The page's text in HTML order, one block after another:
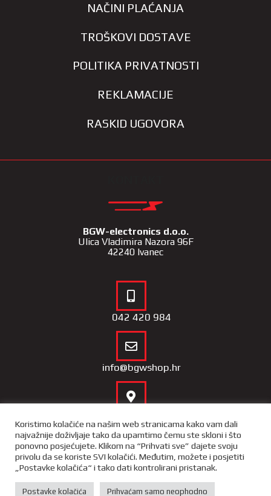
NAČINI PLAĆANJA
TROŠKOVI DOSTAVE
POLITIKA PRIVATNOSTI
REKLAMACIJE
RASKID UGOVORA
BGW-electronics d.o.o.
Ulica Vladimira Nazora 96F
42240 Ivanec
042 420 984
info@bgwshop.hr
Copyright 2022 – BGW Shop | Opći uvjeti poslovnja
privatnosti i sigurnosti podataka
Koristimo kolačiće na našim web stranicama kako vam dali
najvažnije doživljaje tako da upamtimo čemu ste skloni i što
ponovno posjećujete. Klikom na “Prihvati sve” dajete svoju
privolu da se koriste SVI kolačići. Međutim, možete i posjetiti
„Postavke kolačića“ i tako dati kontrolirani pristanak.
Postavke kolačića Prihvaćam samo neophodno